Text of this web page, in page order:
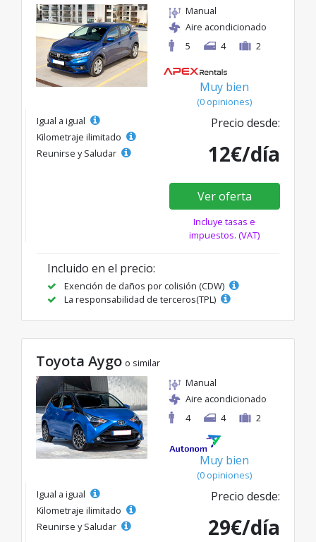
Manual
Aire acondicionado
5
4 2
Muy bien
(0 opiniones)
Igual a igual
Kilometraje ilimitado
Reunirse y Saludar
Precio desde:
12€/día
Ver oferta
Incluye tasas e
impuestos. (VAT)
Incluido en el precio:
Exención de daños por colisión (CDW)
La responsabilidad de terceros(TPL)
Toyota Aygo o similar
Manual
Aire acondicionado
4
4 2
Muy bien
(0 opiniones)
Igual a igual
Kilometraje ilimitado
Reunirse y Saludar
Precio desde:
29€/día